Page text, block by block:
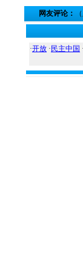
网友评论：
·开放 · 民主中国 ·